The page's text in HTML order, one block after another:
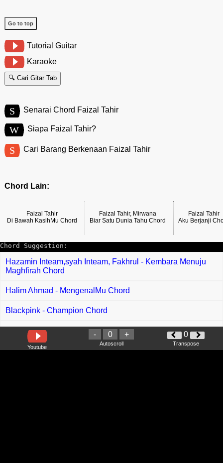
Go to top
Tutorial Guitar
Karaoke
🔍 Cari Gitar Tab
S Senarai Chord Faizal Tahir
W Siapa Faizal Tahir?
S Cari Barang Berkenaan Faizal Tahir
Chord Lain:
Faizal Tahir
Di Bawah KasihMu Chord
Faizal Tahir, Mirwana
Biar Satu Dunia Tahu Chord
Faizal Tahir
Aku Berjanji
Chord Suggestion:
Hazamin Inteam,syah Inteam, Fakhrul - Kembara Menuju
Maghfirah Chord
Halim Ahmad - MengenalMu Chord
Blackpink - Champion Chord
Widi Nugroho - Harus Memilih chord
Fresh Boy feat Blasta Rap Family - Turun Naik Oles Trus
Youtube
- 0 +
Autoscroll
0
Transpose